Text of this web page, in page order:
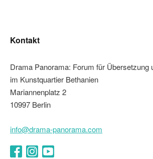
Kontakt
Drama Panorama: Forum für Übersetzung
im Kunstquartier Bethanien
Mariannenplatz 2
10997 Berlin
info@drama-panorama.com